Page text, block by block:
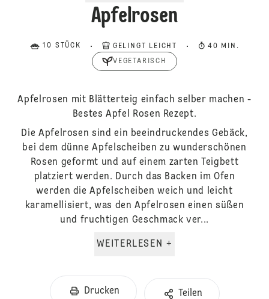
Apfelrosen
10 STÜCK GELINGT LEICHT 40 MIN.
VEGETARISCH
Apfelrosen mit Blätterteig einfach selber machen -
Bestes Apfel Rosen Rezept.
Die Apfelrosen sind ein beeindruckendes Gebäck,
bei dem dünne Apfelscheiben zu wunderschönen
Rosen geformt und auf einem zarten Teigbett
platziert werden. Durch das Backen im Ofen
werden die Apfelscheiben weich und leicht
karamellisiert, was den Apfelrosen einen süßen
und fruchtigen Geschmack ver...
WEITERLESEN +
Drucken Teilen